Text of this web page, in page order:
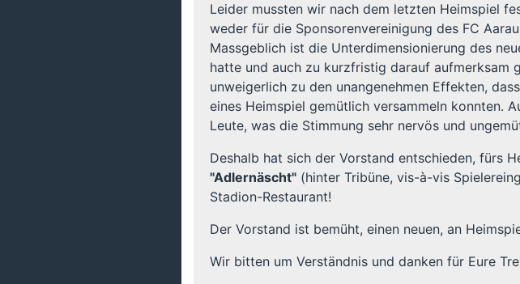
Leider mussten wir nach dem letzten Heimspiel
weder für die Sponsorenvereinigung des FC
Massgeblich ist die Unterdimensionierung des
hatte und auch zu kurzfristig darauf aufmerksam
unweigerlich zu den unangenehmen Effekten,
eines Heimspiel gemütlich versammeln
Leute, was die Stimmung sehr nervös und
Deshalb hat sich der Vorstand entschieden, fürs
"Adlernäscht" (hinter Tribüne, vis-à-vis
Stadion-Restaurant!
Der Vorstand ist bemüht, einen neuen, an
Wir bitten um Verständnis und danken für Eure